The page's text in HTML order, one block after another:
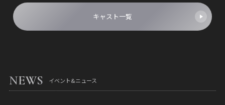
キャスト一覧
NEWS イベント&ニュース